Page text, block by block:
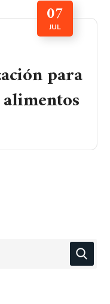
07
JUL
para